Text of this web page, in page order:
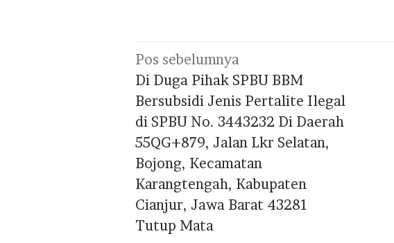
Navigasi
pos
Pos sebelumnya
Di Duga Pihak SPBU BBM
Bersubsidi Jenis Pertalite Ilegal
di SPBU No. 3443232 Di Daerah
55QG+879, Jalan Lkr Selatan,
Bojong, Kecamatan
Karangtengah, Kabupaten
Cianjur, Jawa Barat 43281
Tutup Mata